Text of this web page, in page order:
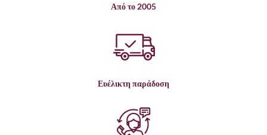
Από το 2005
Ευέλικτη παράδοση